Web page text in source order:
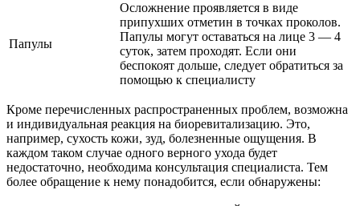
Папулы
Осложнение проявляется в виде
припухших отметин в точках проколов.
Папулы могут оставаться на лице 3 — 4
суток, затем проходят. Если они
беспокоят дольше, следует обратиться за
помощью к специалисту
Кроме перечисленных распространенных проблем, возможна
и индивидуальная реакция на биоревитализацию. Это,
например, сухость кожи, зуд, болезненные ощущения. В
каждом таком случае одного верного ухода будет
недостаточно, необходима консультация специалиста. Тем
более обращение к нему понадобится, если обнаружены: